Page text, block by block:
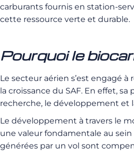
carburants fournis en station-
cette ressource verte et durable.
Pourquoi le
Le secteur aérien s’est engagé
la croissance du SAF. En effet,
recherche, le développement et
Le développement à travers le
une valeur fondamentale au sein
générées par un vol sont